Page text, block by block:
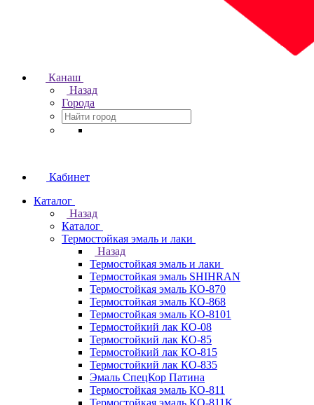
Канаш
Назад
Города
Кабинет
Каталог
Назад
Каталог
Термостойкая эмаль и лаки
Назад
Термостойкая эмаль и лаки
Термостойкая эмаль SHIHRAN
Термостойкая эмаль КО-870
Термостойкая эмаль КО-868
Термостойкая эмаль КО-8101
Термостойкий лак КО-08
Термостойкий лак КО-85
Термостойкий лак КО-815
Термостойкий лак КО-835
Эмаль СпецКор Патина
Термостойкая эмаль КО-811
Термостойкая эмаль КО-811К